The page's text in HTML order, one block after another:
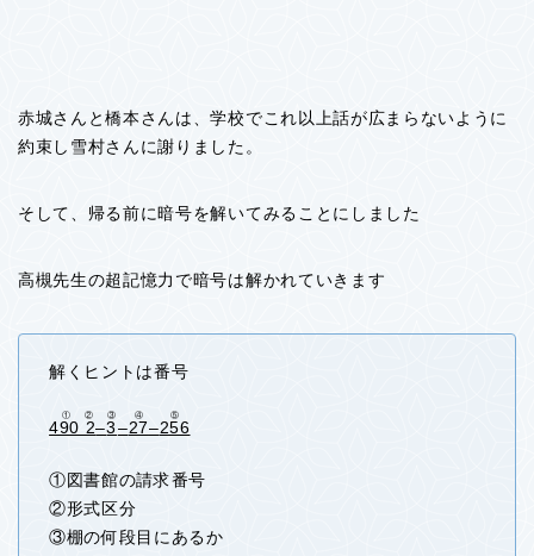
赤城さんと橋本さんは、学校でこれ以上話が広まらないように
約束し雪村さんに謝りました。
そして、帰る前に暗号を解いてみることにしました
高槻先生の超記憶力で暗号は解かれていきます
解くヒントは番号
490 2
① ②
–3
③
–27
④
–256
⑤
①図書館の請求番号
②形式区分
③棚の何段目にあるか